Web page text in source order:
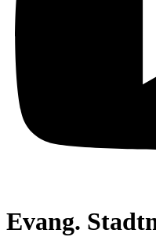
Evang.